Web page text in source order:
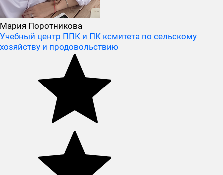
Мария Поротникова
Учебный центр ППК и ПК комитета по сельскому
хозяйству и продовольствию